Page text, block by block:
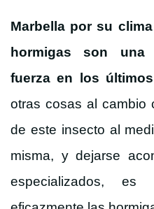
Marbella por su
hormigas son una
fuerza en los
otras cosas al cambio
de este insecto al
misma, y dejarse
especializados,